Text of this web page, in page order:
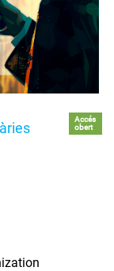
Accés
obert